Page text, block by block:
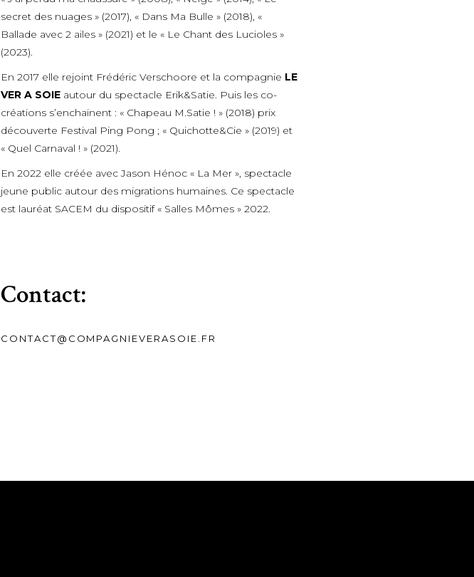
secret des nuages » (2017), « Dans Ma Bulle » (2018), «
Ballade avec 2 ailes » (2021) et le « Le Chant des Lucioles »
(2023).
En 2017 elle rejoint Frédéric Verschoore et la compagnie LE
VER A SOIE autour du spectacle Erik&Satie. Puis les co-
créations s’enchainent : « Chapeau M.Satie ! » (2018) prix
découverte Festival Ping Pong ; « Quichotte&Cie » (2019) et
« Quel Carnaval ! » (2021).
En 2022 elle créée avec Jason Hénoc « La Mer », spectacle
jeune public autour des migrations humaines. Ce spectacle
est lauréat SACEM du dispositif « Salles Mômes » 2022.
Contact:
CONTACT@COMPAGNIEVERASOIE.FR